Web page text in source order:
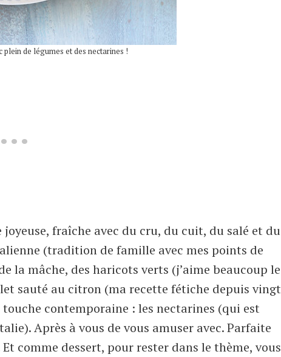
de légumes et des nectarines !
joyeuse, fraîche avec du cru, du cuit, du salé et du
(tradition de famille avec mes points de
la mâche, des haricots verts (j’aime beaucoup le
sauté au citron (ma recette fétiche depuis vingt
contemporaine : les nectarines (qui est
Après à vous de vous amuser avec. Parfaite
comme dessert, pour rester dans le thème, vous